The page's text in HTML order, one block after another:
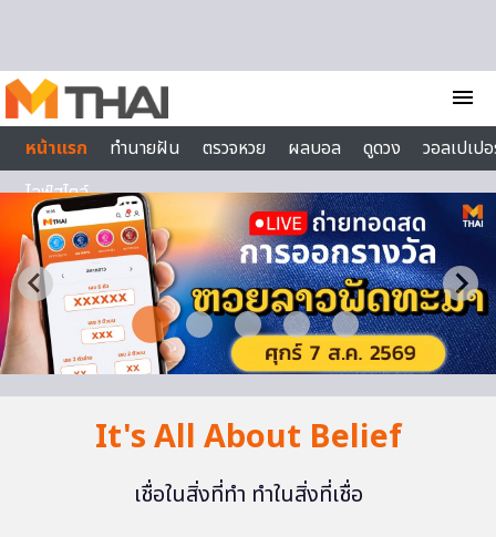
menu
หน้าแรก
ทำนายฝัน ตรวจหวย ผลบอล ดูดวง
วอลเปเป
ไลฟ์สไตล์
It's All About Belief
เชื่อในสิ่งที่ทำ ทำในสิ่งที่เชื่อ